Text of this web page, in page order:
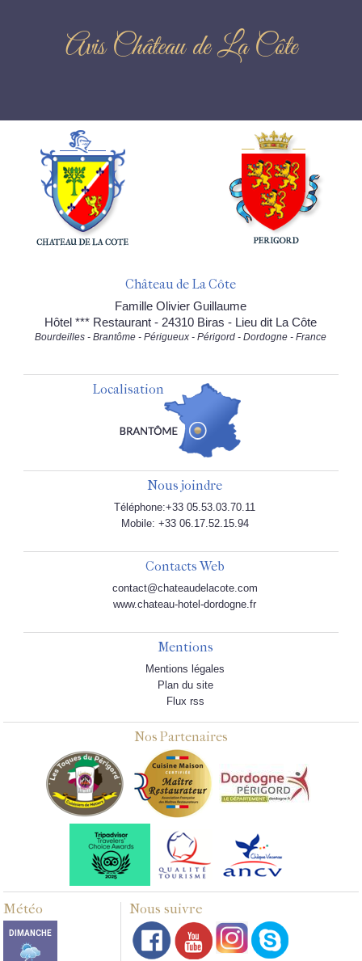
Avis Château de La Côte
Château de La Côte
Famille Olivier Guillaume
Hôtel *** Restaurant - 24310 Biras - Lieu dit La Côte
Bourdeilles - Brantôme - Périgueux - Périgord - Dordogne - France
Localisation
Nous joindre
Téléphone:+33 05.53.03.70.11
Mobile: +33 06.17.52.15.94
Contacts Web
contact@chateaudelacote.com
www.chateau-hotel-dordogne.fr
Mentions
Mentions légales
Plan du site
Flux rss
Nos Partenaires
Météo Nous suivre